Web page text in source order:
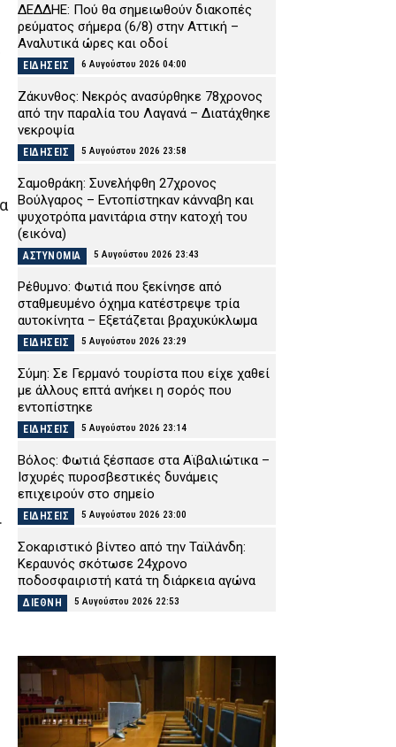
ΔΕΔΔΗΕ: Πού θα σημειωθούν διακοπές
ρεύματος σήμερα (6/8) στην Αττική –
Αναλυτικά ώρες και οδοί
ΕΙΔΗΣΕΙΣ 6 Αυγούστου 2026 04:00
Ζάκυνθος: Νεκρός ανασύρθηκε 78χρονος
από την παραλία του Λαγανά – Διατάχθηκε
νεκροψία
ΕΙΔΗΣΕΙΣ 5 Αυγούστου 2026 23:58
Σαμοθράκη: Συνελήφθη 27χρονος
Βούλγαρος – Εντοπίστηκαν κάνναβη και
ψυχοτρόπα μανιτάρια στην κατοχή του
(εικόνα)
ΑΣΤΥΝΟΜΙΑ 5 Αυγούστου 2026 23:43
Ρέθυμνο: Φωτιά που ξεκίνησε από
σταθμευμένο όχημα κατέστρεψε τρία
αυτοκίνητα – Εξετάζεται βραχυκύκλωμα
ΕΙΔΗΣΕΙΣ 5 Αυγούστου 2026 23:29
Σύμη: Σε Γερμανό τουρίστα που είχε χαθεί
με άλλους επτά ανήκει η σορός που
εντοπίστηκε
ΕΙΔΗΣΕΙΣ 5 Αυγούστου 2026 23:14
Βόλος: Φωτιά ξέσπασε στα Αϊβαλιώτικα –
Ισχυρές πυροσβεστικές δυνάμεις
επιχειρούν στο σημείο
ΕΙΔΗΣΕΙΣ 5 Αυγούστου 2026 23:00
Σοκαριστικό βίντεο από την Ταϊλάνδη:
Κεραυνός σκότωσε 24χρονο
ποδοσφαιριστή κατά τη διάρκεια αγώνα
ΔΙΕΘΝΗ 5 Αυγούστου 2026 22:53
ελικοπτέρων – Μια ημέρα πριν
επιχειρούσε στον τόπο καταγωγής του
ΕΙΔΗΣΕΙΣ 5 Αυγούστου 2026 22:38
Κέρκυρα: Συνελήφθη 19χρονος αλλοδαπός